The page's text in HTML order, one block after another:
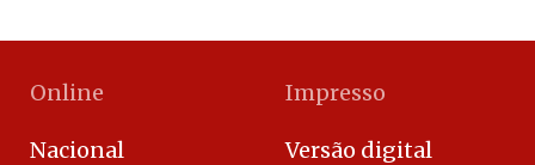
Online
Nacional
Impresso
Versão digital